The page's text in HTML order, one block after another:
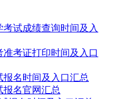
考试成绩查询时间及入
准考证打印时间及入口
报名时间及入口汇总
报名官网汇总